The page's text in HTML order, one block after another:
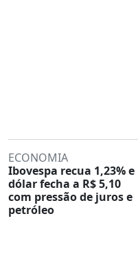
ECONOMIA
Ibovespa recua 1,23% e
dólar fecha a R$ 5,10
com pressão de juros e
petróleo